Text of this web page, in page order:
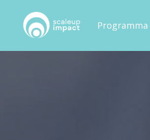
Programma